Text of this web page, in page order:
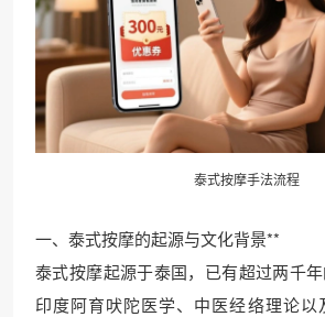
泰式按摩手法流程
一、泰式按摩的起源与文化背景**
泰式按摩起源于泰国，已有超过两千
印度阿育吠陀医学、中医经络理论以